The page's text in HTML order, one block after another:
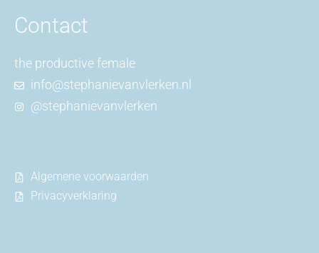
Contact
the productive female
info@stephanievanvlerken.nl
@stephanievanvlerken
Algemene voorwaarden
Privacyverklaring